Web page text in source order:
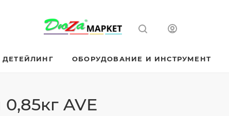
ДЕТЕЙЛИНГ ОБОРУДОВАНИЕ И ИНСТРУМЕНТ
AVE